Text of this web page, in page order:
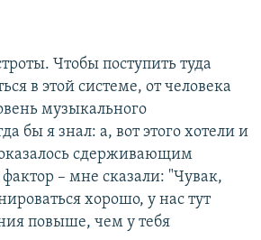
Чтобы поступить туда
в этой системе, от человека
музыкального
бы я знал: а, вот этого хотели и
сдерживающим
– мне сказали: "Чувак,
хорошо, у нас тут
повыше, чем у тебя